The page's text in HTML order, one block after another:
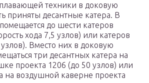
техники в доковую
приняты десантные катера. В
до шести катеров
хода 7,5 узлов) или катеров
Вместо них в доковую
три десантных катера на
проекта 1206 (до 50 узлов) или
на воздушной каверне проекта